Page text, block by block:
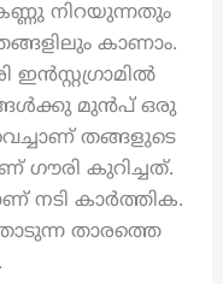
നിറയുന്നതും
കാണാം.
മുൻപ് ഒരു
തങ്ങളുടെ
ഗൗരി കുറിച്ചത്.
നടി കാർത്തിക.
താരത്തെ